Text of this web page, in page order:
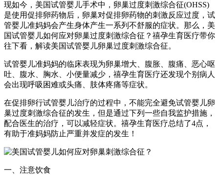
现如今，美国试管婴儿手术中，卵巢过度刺激综合征(OHSS)
是使用促排卵药物后，卵巢对促排卵药物的刺激反应过度，试
管婴儿准妈妈会产生身体产生一系列不舒服的症状。那么，美
国试管婴儿如何应对卵巢过度刺激综合征？禧孕生育医疗带你
往下看，解读美国试管婴儿卵巢过度刺激综合征。
试管婴儿准妈妈的临床表现为卵巢增大、腹胀、腹痛、恶心呕
吐、腹水、胸水、小便量减少，禧孕生育医疗还发现个别病人
会出现呼吸困难或头痛、肢体疼痛等症状。
在促排卵行试管婴儿治疗的过程中，不能完全避免试管婴儿卵
巢过度刺激综合征的发生，但是通过下列一些自我监护措施，
配合医生的治疗，可以减轻症状。禧孕生育医疗总结了4点，
有助于准妈妈防止严重并发症的发生！
一、注意饮食